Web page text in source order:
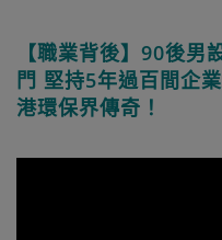
【職業背後】90後男
門 堅持5年過百間企
港環保界傳奇！